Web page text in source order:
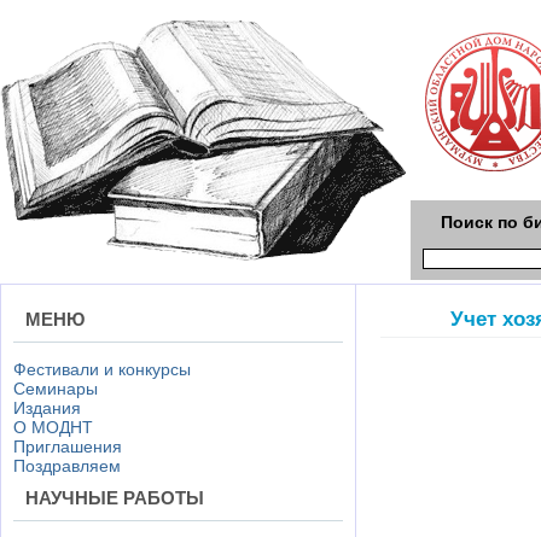
Поиск по
МЕНЮ
Фестивали и конкурсы
Семинары
Издания
О МОДНТ
Приглашения
Поздравляем
НАУЧНЫЕ РАБОТЫ
Учет